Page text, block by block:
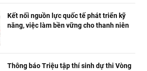
Kết nối nguồn lực quốc tế phát triển kỹ
năng, việc làm bền vững cho thanh niên
Thông báo Triệu tập thí sinh dự thi Vòng